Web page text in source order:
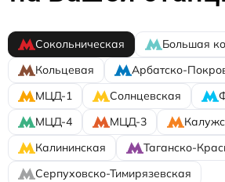
Сокольническая
Большая
Кольцевая
Арбатско-
МЦД-1
Солнцевская
МЦД-4
МЦД-3
Калининская
Таганско-
Серпуховско-Тимирязевская